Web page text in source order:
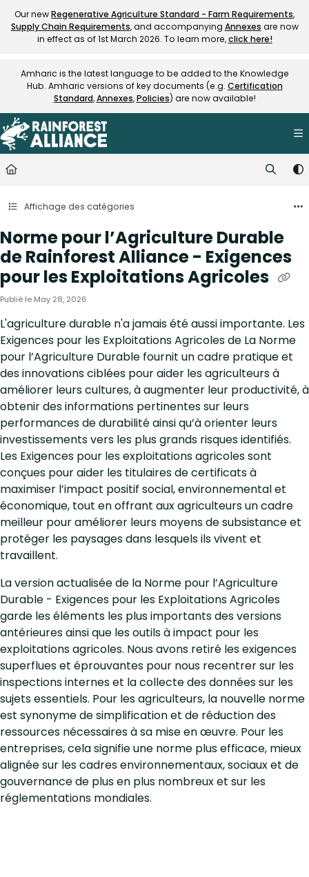
Documentation Index
Fetch the complete documentation index at:https://
Our newRegenerative Agriculture Standard - Farm Requirements,
Supply Chain Requirements, and accompanying Annexes are now
in effect as of 1st March 2026. To learn more,click here!
Amharic is the latest language to be added to the Knowledge
Hub. Amharic versions of key documents (e.g. Certification
Standard,Annexes,Policies) are now available!
Affichage des catégories
Norme pour l’Agriculture Durable
de Rainforest Alliance - Exigences
pour les Exploitations Agricoles
Publié le May 28, 2026
L'agriculture durable n'a jamais été aussi importante. Les
Exigences pour les Exploitations Agricoles de La Norme
pour l’Agriculture Durable fournit un cadre pratique et
des innovations ciblées pour aider les agriculteurs à
améliorer leurs cultures, à augmenter leur productivité, à
obtenir des informations pertinentes sur leurs
performances de durabilité ainsi qu’à orienter leurs
investissements vers les plus grands risques identifiés.
Les Exigences pour les exploitations agricoles sont
conçues pour aider les titulaires de certificats à
maximiser l’impact positif social, environnemental et
économique, tout en offrant aux agriculteurs un cadre
meilleur pour améliorer leurs moyens de subsistance et
protéger les paysages dans lesquels ils vivent et
travaillent.
La version actualisée de la Norme pour l’Agriculture
Durable - Exigences pour les Exploitations Agricoles
garde les éléments les plus importants des versions
antérieures ainsi que les outils à impact pour les
exploitations agricoles. Nous avons retiré les exigences
superflues et éprouvantes pour nous recentrer sur les
inspections internes et la collecte des données sur les
sujets essentiels. Pour les agriculteurs, la nouvelle norme
est synonyme de simplification et de réduction des
ressources nécessaires à sa mise en œuvre. Pour les
entreprises, cela signifie une norme plus efficace, mieux
alignée sur les cadres environnementaux, sociaux et de
gouvernance de plus en plus nombreux et sur les
réglementations mondiales.